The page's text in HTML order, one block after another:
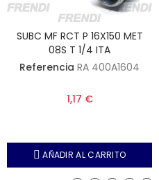
SUBC MF RCT P 16X150 MET
08S T 1/4 ITA
Referencia RA 400A1604
1,17 €
AÑADIR AL CARRITO